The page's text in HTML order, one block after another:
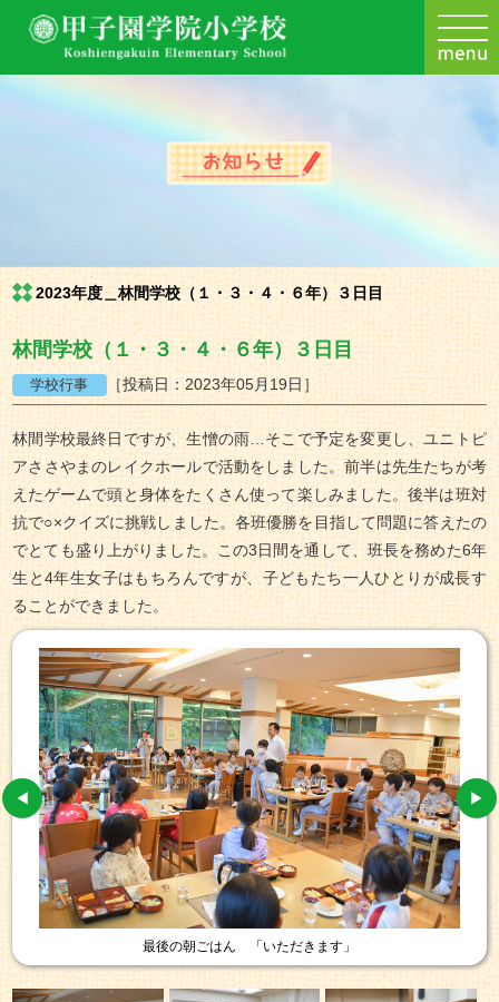
2023年度＿林間学校（１・３・４・６年）３日目
林間学校（１・３・４・６年）３日目
［投稿日：2023年05月19日］
林間学校最終日ですが、生憎の雨…そこで予定を変更し、ユニトピ
アささやまのレイクホールで活動をしました。前半は先生たちが考
えたゲームで頭と身体をたくさん使って楽しみました。後半は班対
抗で○×クイズに挑戦しました。各班優勝を目指して問題に答えたの
でとても盛り上がりました。この3日間を通して、班長を務めた6年
生と4年生女子はもちろんですが、子どもたち一人ひとりが成長す
ることができました。
最後の朝ごはん 「いただきます」